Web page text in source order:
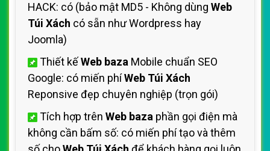
HACK: có (bảo mật MD5 - Không dùng Web
Túi Xách có sẵn như Wordpress hay
Joomla)
Thiết kếWeb baza Mobile chuẩn SEO
Google: có miến phíWeb Túi Xách
Reponsive đẹp chuyên nghiệp (trọn gói)
Tích hợp trên Web baza phần gọi điện mà
không cần bấm số: có miến phí tạo và thêm